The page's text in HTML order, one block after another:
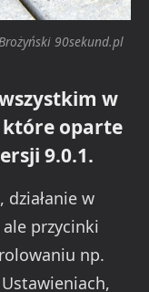
90sekund.pl
w
które oparte
9.0.1.
działanie w
przycinki
np.